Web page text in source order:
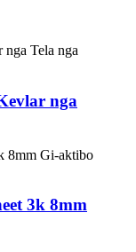
nga
3k 8mm